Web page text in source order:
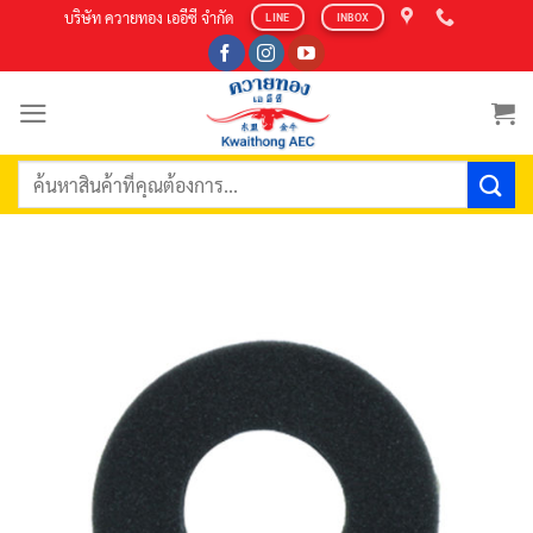
content
บริษัท ควายทอง เออีซี จำกัด LINE INBOX
ค้นหา: